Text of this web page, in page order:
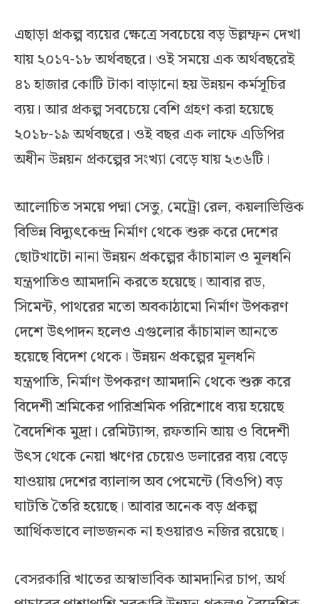
এছাড়া প্রকল্প ব্যয়ের ক্ষেত্রে সবচেয়ে বড় উল্লম্ফন দেখা
যায় ২০১৭-১৮ অর্থবছরে। ওই সময়ে এক অর্থবছরেই
৪১ হাজার কোটি টাকা বাড়ানো হয় উন্নয়ন কর্মসূচির
ব্যয়। আর প্রকল্প সবচেয়ে বেশি গ্রহণ করা হয়েছে
২০১৮-১৯ অর্থবছরে। ওই বছর এক লাফে এডিপির
অধীন উন্নয়ন প্রকল্পের সংখ্যা বেড়ে যায় ২৩৬টি।
আলোচিত সময়ে পদ্মা সেতু, মেট্রো রেল, কয়লাভিত্তিক
বিভিন্ন বিদ্যুৎকেন্দ্র নির্মাণ থেকে শুরু করে দেশের
ছোটখাটো নানা উন্নয়ন প্রকল্পের কাঁচামাল ও মূলধনি
যন্ত্রপাতিও আমদানি করতে হয়েছে। আবার রড,
সিমেন্ট, পাথরের মতো অবকাঠামো নির্মাণ উপকরণ
দেশে উৎপাদন হলেও এগুলোর কাঁচামাল আনতে
হয়েছে বিদেশ থেকে। উন্নয়ন প্রকল্পের মূলধনি
যন্ত্রপাতি, নির্মাণ উপকরণ আমদানি থেকে শুরু করে
বিদেশী শ্রমিকের পারিশ্রমিক পরিশোধে ব্যয় হয়েছে
বৈদেশিক মুদ্রা। রেমিট্যান্স, রফতানি আয় ও বিদেশী
উৎস থেকে নেয়া ঋণের চেয়েও ডলারের ব্যয় বেড়ে
যাওয়ায় দেশের ব্যালান্স অব পেমেন্টে (বিওপি) বড়
ঘাটতি তৈরি হয়েছে। আবার অনেক বড় প্রকল্প
আর্থিকভাবে লাভজনক না হওয়ারও নজির রয়েছে।
বেসরকারি খাতের অস্বাভাবিক আমদানির চাপ, অর্থ